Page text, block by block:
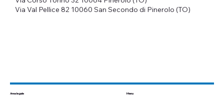
Via Val Pellice 82 10060 San Secondo di Pinerolo (TO)
Area legale Menu